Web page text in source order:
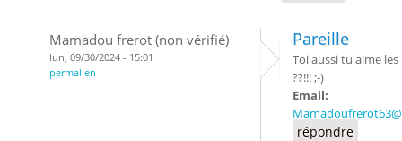
Mamadou frerot (non vérifié)
lun, 09/30/2024 - 15:01
permalien
Pareille
Toi aussi tu aime
??!!! ;-)
Email:
répondre